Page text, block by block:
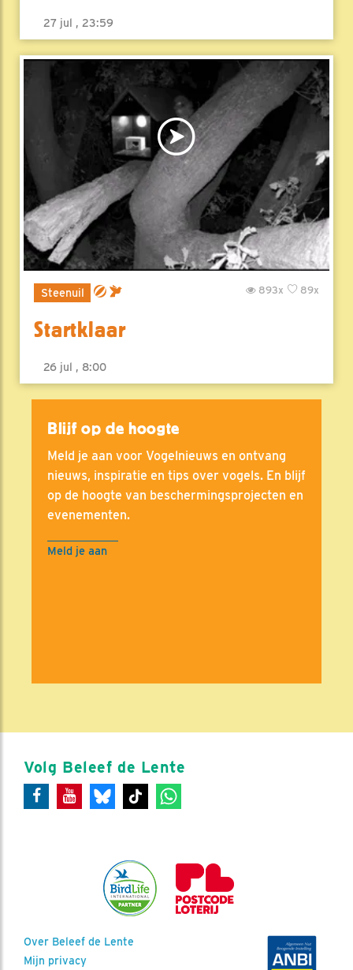
27 jul , 23:59
Steenuil 89x
893x
Startklaar
26 jul , 8:00
Blijf op de hoogte
Meld je aan voor Vogelnieuws en ontvang
nieuws, inspiratie en tips over vogels. En blijf
op de hoogte van beschermingsprojecten en
evenementen.
Meld je aan
Volg Beleef de Lente
Over Beleef de Lente
Mijn privacy